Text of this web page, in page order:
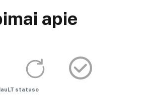
apie
statuso